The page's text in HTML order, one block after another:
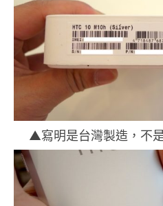
▲寫明是台灣製造，不